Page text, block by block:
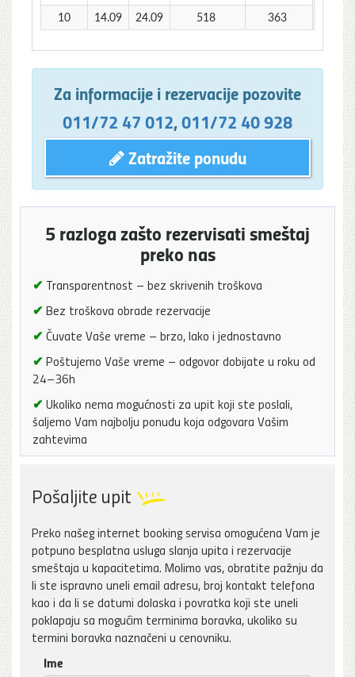
10
14.09 24.09 518 363
Za informacije i rezervacije pozovite
011/72 47 012,011/72 40 928
Zatražite ponudu
5 razloga zašto rezervisati smeštaj
preko nas
✔ Transparentnost – bez skrivenih troškova
✔ Bez troškova obrade rezervacije
✔ Čuvate Vaše vreme – brzo, lako i jednostavno
✔ Poštujemo Vaše vreme – odgovor dobijate u roku od
24–36h
✔ Ukoliko nema mogućnosti za upit koji ste poslali,
šaljemo Vam najbolju ponudu koja odgovara Vašim
zahtevima
Pošaljite upit
Preko našeg internet booking servisa omogućena Vam je
potpuno besplatna usluga slanja upita i rezervacije
smeštaja u kapacitetima. Molimo vas, obratite pažnju da
li ste ispravno uneli email adresu, broj kontakt telefona
kao i da li se datumi dolaska i povratka koji ste uneli
poklapaju sa mogućim terminima boravka, ukoliko su
termini boravka naznačeni u cenovniku.
Ime